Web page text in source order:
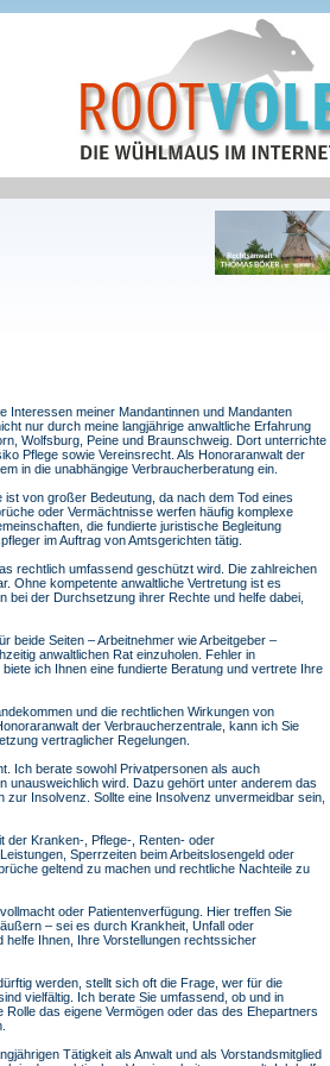
Interessen meiner Mandantinnen und Mandanten
nur durch meine langjährige anwaltliche Erfahrung
Wolfsburg, Peine und Braunschweig. Dort unterrichte
Pflege sowie Vereinsrecht. Als Honoraranwalt der
in die unabhängige Verbraucherberatung ein.
von großer Bedeutung, da nach dem Tod eines
oder Vermächtnisse werfen häufig komplexe
die fundierte juristische Begleitung
im Auftrag von Amtsgerichten tätig.
rechtlich umfassend geschützt wird. Die zahlreichen
Ohne kompetente anwaltliche Vertretung ist es
der Durchsetzung ihrer Rechte und helfe dabei,
beide Seiten – Arbeitnehmer wie Arbeitgeber –
anwaltlichen Rat einzuholen. Fehler in
ich Ihnen eine fundierte Beratung und vertrete Ihre
und die rechtlichen Wirkungen von
der Verbraucherzentrale, kann ich Sie
vertraglicher Regelungen.
Ich berate sowohl Privatpersonen als auch
unausweichlich wird. Dazu gehört unter anderem das
Insolvenz. Sollte eine Insolvenz unvermeidbar sein,
der Kranken-, Pflege-, Renten- oder
Sperrzeiten beim Arbeitslosengeld oder
geltend zu machen und rechtliche Nachteile zu
oder Patientenverfügung. Hier treffen Sie
– sei es durch Krankheit, Unfall oder
Ihnen, Ihre Vorstellungen rechtssicher
werden, stellt sich oft die Frage, wer für die
vielfältig. Ich berate Sie umfassend, ob und in
das eigene Vermögen oder das des Ehepartners
Tätigkeit als Anwalt und als Vorstandsmitglied